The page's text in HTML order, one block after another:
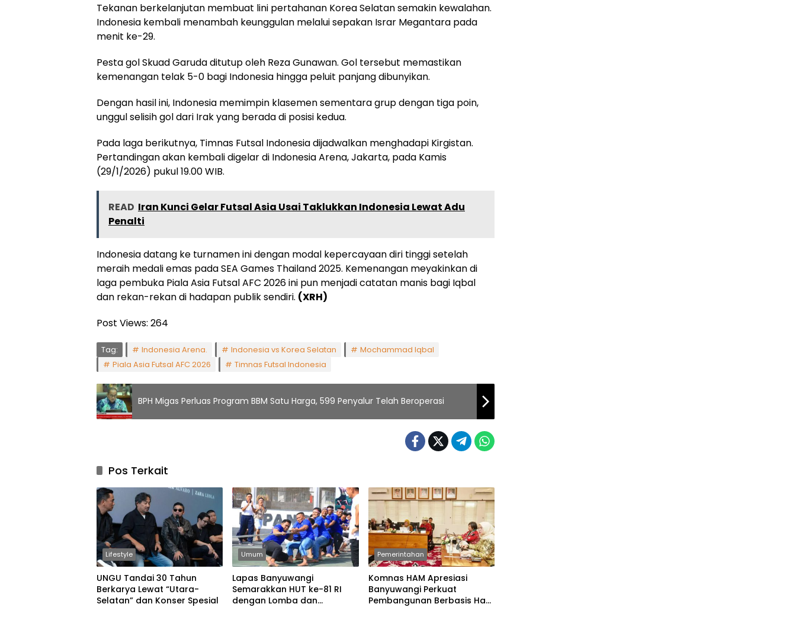
Tekanan berkelanjutan membuat lini pertahanan Korea Selatan semakin kewalahan.
Indonesia kembali menambah keunggulan melalui sepakan Israr Megantara pada
menit ke-29.
Pesta gol Skuad Garuda ditutup oleh Reza Gunawan. Gol tersebut memastikan
kemenangan telak 5-0 bagi Indonesia hingga peluit panjang dibunyikan.
Dengan hasil ini, Indonesia memimpin klasemen sementara grup dengan tiga poin,
unggul selisih gol dari Irak yang berada di posisi kedua.
Pada laga berikutnya, Timnas Futsal Indonesia dijadwalkan menghadapi Kirgistan.
Pertandingan akan kembali digelar di Indonesia Arena, Jakarta, pada Kamis
(29/1/2026) pukul 19.00 WIB.
READ Iran Kunci Gelar Futsal Asia Usai Taklukkan Indonesia Lewat Adu
Penalti
Indonesia datang ke turnamen ini dengan modal kepercayaan diri tinggi setelah
meraih medali emas pada SEA Games Thailand 2025. Kemenangan meyakinkan di
laga pembuka Piala Asia Futsal AFC 2026 ini pun menjadi catatan manis bagi Iqbal
dan rekan-rekan di hadapan publik sendiri. (XRH)
Post Views: 264
Tag: Indonesia Arena. Indonesia vs Korea Selatan
Mochammad Iqbal
Piala Asia Futsal AFC 2026
Timnas Futsal Indonesia
BPH Migas Perluas Program BBM Satu Harga, 599 Penyalur Telah Beroperasi
Pos Terkait
Lifestyle
UNGU Tandai 30 Tahun
Berkarya Lewat “Utara-
Selatan” dan Konser Spesial
Umum
Lapas Banyuwangi
Semarakkan HUT ke-81 RI
dengan Lomba dan
Pemerintahan
Komnas HAM Apresiasi
Banyuwangi Perkuat
Pembangunan Berbasis Hak